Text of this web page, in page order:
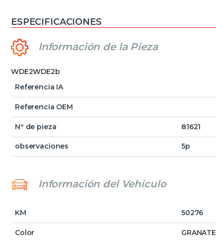
ESPECIFICACIONES
Información de la Pieza
WDE2WDE2b
Referencia IA
Referencia OEM
Nº de pieza 81621
observaciones 5p
Información del Vehículo
KM 50276
Color GRANATE